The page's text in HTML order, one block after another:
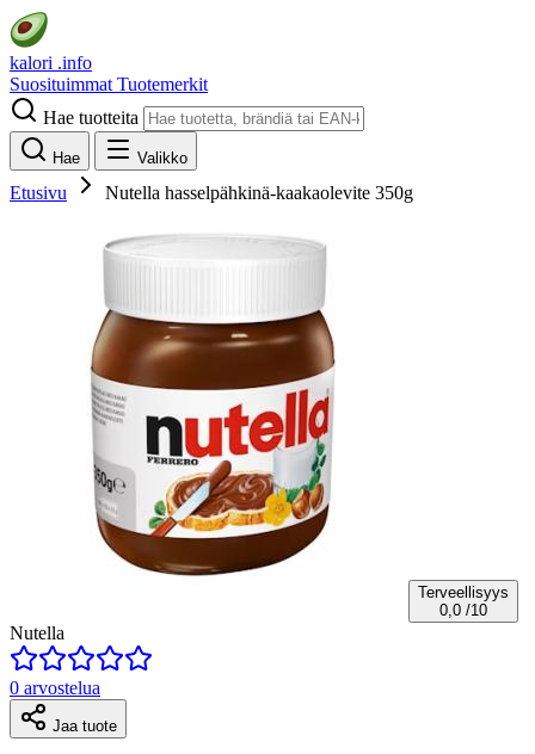
kalori .info
Suosituimmat Tuotemerkit
Hae tuotteita
Hae Valikko
Etusivu Nutella hasselpähkinä-kaakaolevite 350g
Terveellisyys
0,0 /10
Nutella
0 arvostelua
Jaa tuote